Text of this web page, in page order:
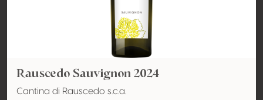
Rauscedo Sauvignon 2024
Cantina di Rauscedo s.c.a.